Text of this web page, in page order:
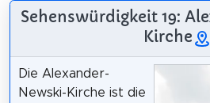
Sehenswürdigkeit 19:
Kirche
Die Alexander-
Newski-Kirche ist die